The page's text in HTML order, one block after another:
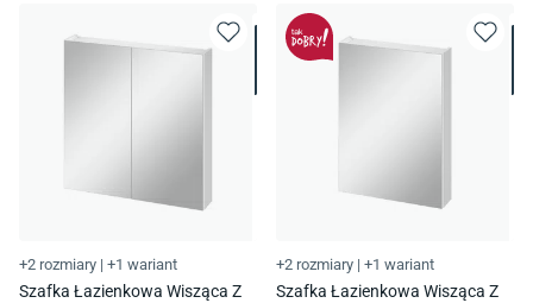
+2 rozmiary | +1 wariant
Szafka Łazienkowa Wisząca Z
+2 rozmiary | +1 wariant
Szafka Łazienkowa Wisząca Z